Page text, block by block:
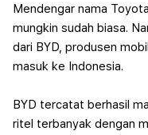
Mendengar nama
mungkin sudah biasa.
dari BYD, produsen
masuk ke Indonesia.
BYD tercatat berhasil
ritel terbanyak dengan